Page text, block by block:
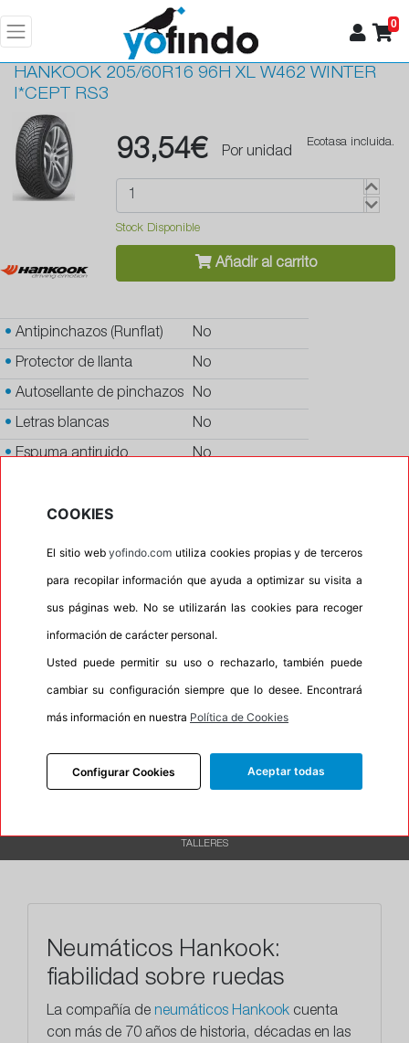
0
HANKOOK 205/60R16 96H XL W462 WINTER
I*CEPT RS3
93,54€ Por unidad
Ecotasa incluida.
Stock Disponible
Añadir al carrito
• Antipinchazos (Runflat) No
• Protector de llanta No
• Autosellante de pinchazos No
• Letras blancas No
•Espuma antiruido No
Banda blanca
Si
Calidad QUALITY
P.O.R. No
Oportunidad No
Etiqueta energética Información Eprel
INFORMACIÓN
DESCRIPCIÓN
TALLERES
Neumáticos Hankook:
fiabilidad sobre ruedas
La compañía de neumáticos Hankook cuenta
con más de 70 años de historia, décadas en las
COOKIES
El sitio webyofindo.com utiliza cookies propias y de terceros
para recopilar información que ayuda a optimizar su visita a
sus páginas web. No se utilizarán las cookies para recoger
información de carácter personal.
Usted puede permitir su uso o rechazarlo, también puede
cambiar su configuración siempre que lo desee. Encontrará
más información en nuestra Política de Cookies
Configurar Cookies Aceptar todas